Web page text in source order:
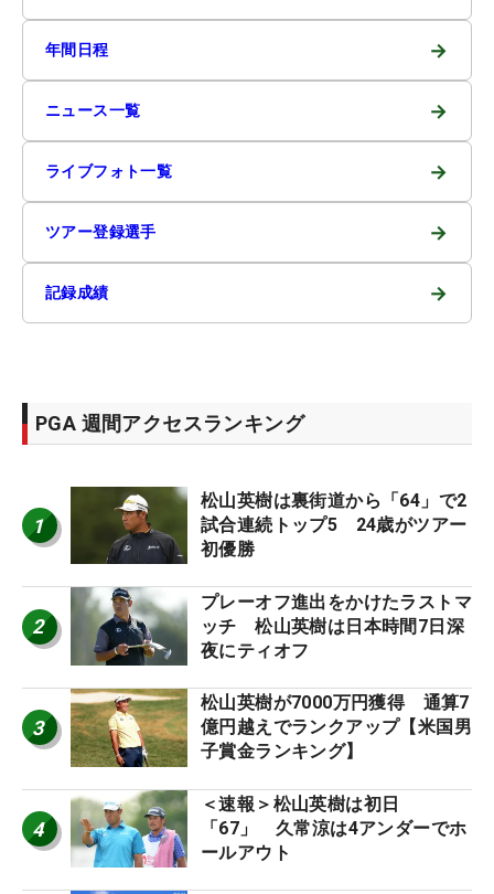
年間日程 →
ニュース一覧 →
ライブフォト一覧 →
ツアー登録選手 →
記録成績 →
PGA 週間アクセスランキング
1
松山英樹は裏街道から「64」で2
試合連続トップ5 24歳がツアー
初優勝
2
プレーオフ進出をかけたラストマ
ッチ 松山英樹は日本時間7日深
夜にティオフ
3
松山英樹が7000万円獲得 通算7
億円越えでランクアップ【米国男
子賞金ランキング】
4
＜速報＞松山英樹は初日
「67」 久常涼は4アンダーでホ
ールアウト